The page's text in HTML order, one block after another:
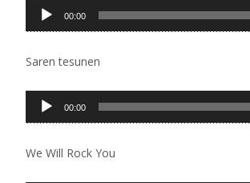
Pregledač
zvučnih
00:00
Saren tesunen
Pregledač
zvučnih
00:00
We Will Rock You